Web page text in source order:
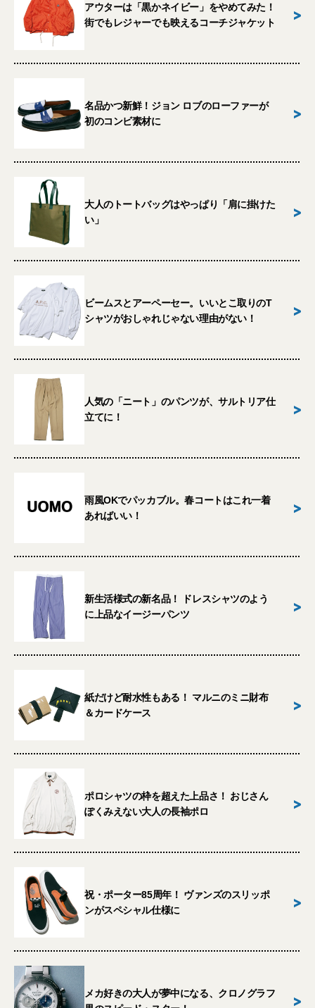
アウターは「黒かネイビー」をやめてみた！
街でもレジャーでも映えるコーチジャケット
>
名品かつ新鮮！ジョン ロブのローファーが
初のコンビ素材に
>
大人のトートバッグはやっぱり「肩に掛けた
い」
>
ビームスとアーペーセー。いいとこ取りのT
シャツがおしゃれじゃない理由がない！
>
人気の「ニート」のパンツが、サルトリア仕
立てに！
>
雨風OKでパッカブル。春コートはこれ一着
あればいい！
>
新生活様式の新名品！ ドレスシャツのよう
に上品なイージーパンツ
>
紙だけど耐水性もある！ マルニのミニ財布
＆カードケース
>
ポロシャツの枠を超えた上品さ！ おじさん
ぽくみえない大人の長袖ポロ
>
祝・ポーター85周年！ ヴァンズのスリッポ
ンがスペシャル仕様に
>
メカ好きの大人が夢中になる、クロノグラフ
>